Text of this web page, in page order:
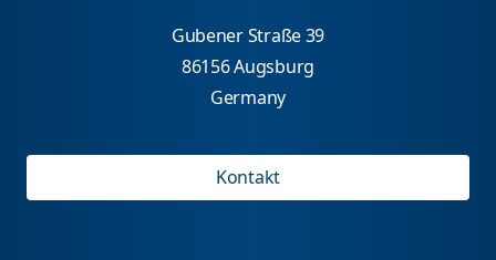
Gubener Straße 39
86156 Augsburg
Germany
Kontakt